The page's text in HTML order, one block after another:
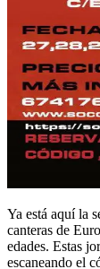
Ya está aquí la
canteras de
edades. Estas
escaneando el